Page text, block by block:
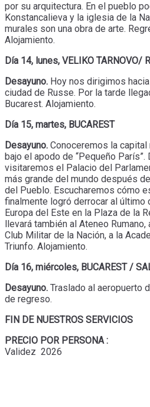
por su arquitectura. En el pueblo
Konstancalieva y la iglesia de la
murales son una obra de arte.
Alojamiento.
Día 14, lunes, VELIKO TARNOVO/
Desayuno. Hoy nos dirigimos
ciudad de Russe. Por la tarde
Bucarest. Alojamiento.
Día 15, martes, BUCAREST
Desayuno. Conoceremos la capital
bajo el apodo de “Pequeño París”.
visitaremos el Palacio del
más grande del mundo después
del Pueblo. Escucharemos cómo
finalmente logró derrocar al último
Europa del Este en la Plaza de la
llevará también al Ateneo Rumano,
Club Militar de la Nación, a la
Triunfo. Alojamiento.
Día 16, miércoles, BUCAREST /
Desayuno. Traslado al aeropuerto
de regreso.
FIN DE NUESTROS SERVICIOS
PRECIO POR PERSONA :
Validez 2026